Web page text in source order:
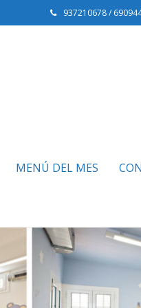
937210678 /
MENÚ DEL MES